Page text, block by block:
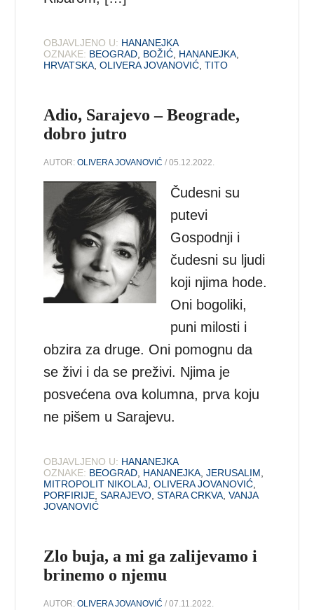
OBJAVLJENO U: HANANEJKA
OZNAKE: BEOGRAD, BOŽIĆ, HANANEJKA,
HRVATSKA,OLIVERA JOVANOVIĆ,TITO
Adio, Sarajevo – Beograde,
dobro jutro
AUTOR:OLIVERA JOVANOVIĆ / 05.12.2022.
Čudesni su
putevi
Gospodnji i
čudesni su ljudi
koji njima hode.
Oni bogoliki,
puni milosti i
obzira za druge. Oni pomognu da
se živi i da se preživi. Njima je
posvećena ova kolumna, prva koju
ne pišem u Sarajevu.
OBJAVLJENO U: HANANEJKA
OZNAKE: BEOGRAD, HANANEJKA,JERUSALIM,
MITROPOLIT NIKOLAJ,OLIVERA JOVANOVIĆ,
PORFIRIJE,SARAJEVO,STARA CRKVA,VANJA
JOVANOVIĆ
Zlo buja, a mi ga zalijevamo i
brinemo o njemu
AUTOR:OLIVERA JOVANOVIĆ / 07.11.2022.